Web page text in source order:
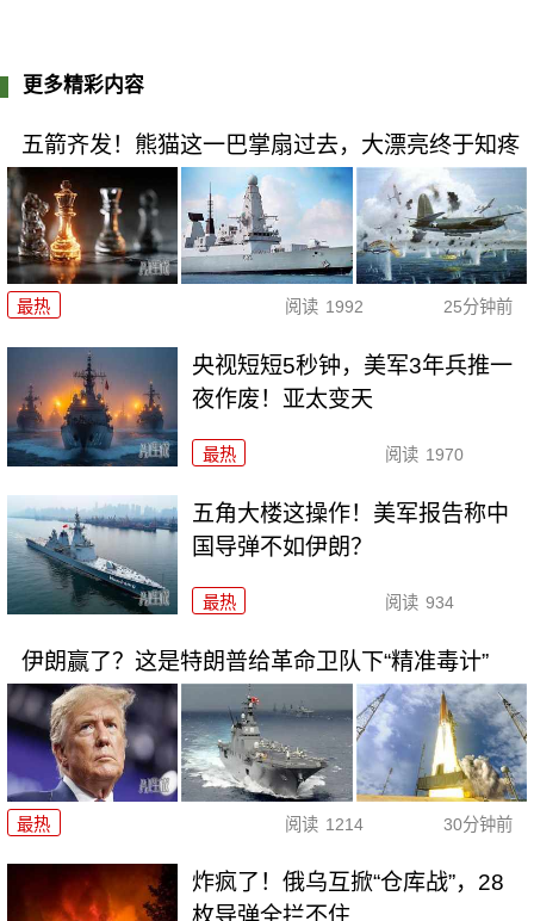
更多精彩内容
五箭齐发！熊猫这一巴掌扇过去，大漂亮终于知疼
最热 阅读 1992 25分钟前
央视短短5秒钟，美军3年兵推一
夜作废！亚太变天
最热 阅读 1970
五角大楼这操作！美军报告称中
国导弹不如伊朗？
最热 阅读 934
伊朗赢了？这是特朗普给革命卫队下“精准毒计”
最热 阅读 1214 30分钟前
炸疯了！俄乌互掀“仓库战”，28